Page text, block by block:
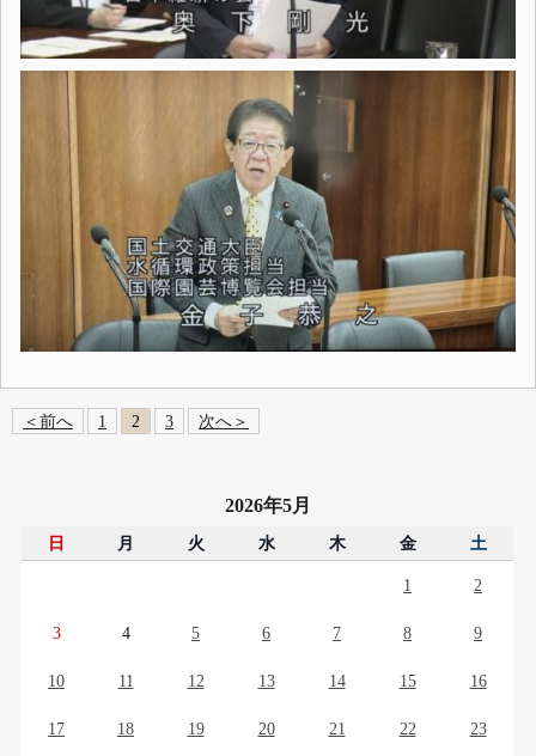
＜前へ 1 2 3 次へ＞
2026年5月
日 月 火 水 木 金 土
1 2
3 4 5 6 7 8 9
10 11 12 13 14 15 16
17 18 19 20 21 22 23